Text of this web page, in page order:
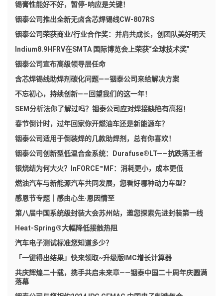
锡膏性能好不好，暂停-响应是关键！
铟泰公司推出全新无卤含芯焊锡线CW-807RS
铟泰公司荣获商业/行业合作奖：并肩共成长，创团队美好明天
Indium8.9HFRV在SMTA 国际博览会上荣获“全球技术奖”
铟泰公司宣布高级领导层任命
含芯焊锡线助焊剂碳化问题——铟泰公司来给解决方案
不忘初心，持续创新——回望我们的这一年！
SEM分析法你了解过吗？铟泰公司应对焊接缺陷有高招！
春节倒计时，过年回家你开燃油车还是新能源车？
铟泰公司适用于倒装焊的几款助焊剂，总有你喜欢！
铟泰公司创新型低温合金系统：Durafuse®LT——抗跌落王者
银烧结为何大火？InFORCE™MF：消耗更小，成本更低
燃油汽车与新能源汽车共同发展，您看好哪种动力车型？
感恩节专题｜感由心生·恩因情至
第八届中国系统级封装大会苏州站，邀您探索先进封装第一线
Heat-Spring®大幅降低接触热阻
汽车电子测试标准您知道多少？
「一键得出结果」快来领取~升级版IMC增长计算器
共庆辉煌二十载，携手共启未来章——铟泰中国二十周年庆圆满
落幕